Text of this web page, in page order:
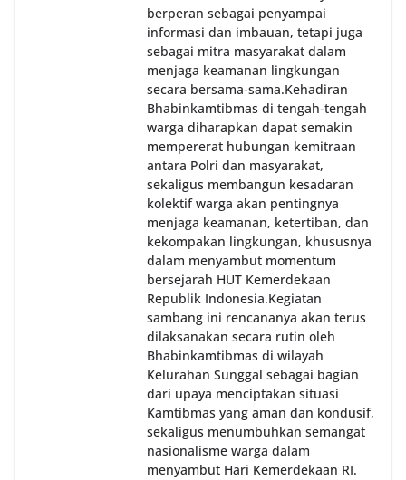
berperan sebagai penyampai
informasi dan imbauan, tetapi juga
sebagai mitra masyarakat dalam
menjaga keamanan lingkungan
secara bersama-sama.‎‎Kehadiran
Bhabinkamtibmas di tengah-tengah
warga diharapkan dapat semakin
mempererat hubungan kemitraan
antara Polri dan masyarakat,
sekaligus membangun kesadaran
kolektif warga akan pentingnya
menjaga keamanan, ketertiban, dan
kekompakan lingkungan, khususnya
dalam menyambut momentum
bersejarah HUT Kemerdekaan
Republik Indonesia.‎Kegiatan
sambang ini rencananya akan terus
dilaksanakan secara rutin oleh
Bhabinkamtibmas di wilayah
Kelurahan Sunggal sebagai bagian
dari upaya menciptakan situasi
Kamtibmas yang aman dan kondusif,
sekaligus menumbuhkan semangat
nasionalisme warga dalam
menyambut Hari Kemerdekaan RI.